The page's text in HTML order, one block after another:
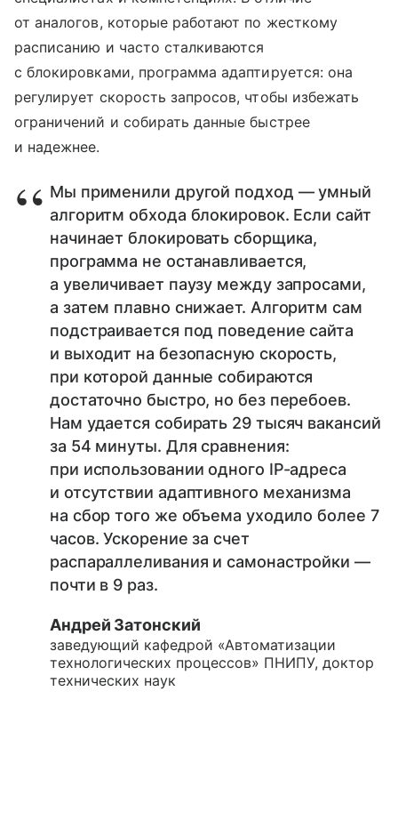
от аналогов, которые работают по жесткому
расписанию и часто сталкиваются
с блокировками, программа адаптируется: она
регулирует скорость запросов, чтобы избежать
ограничений и собирать данные быстрее
и надежнее.
Мы применили другой подход — умный
алгоритм обхода блокировок. Если сайт
начинает блокировать сборщика,
программа не останавливается,
а увеличивает паузу между запросами,
а затем плавно снижает. Алгоритм сам
подстраивается под поведение сайта
и выходит на безопасную скорость,
при которой данные собираются
достаточно быстро, но без перебоев.
Нам удается собирать 29 тысяч вакансий
за 54 минуты. Для сравнения:
при использовании одного IP-адреса
и отсутствии адаптивного механизма
на сбор того же объема уходило более 7
часов. Ускорение за счет
распараллеливания и самонастройки —
почти в 9 раз.
Андрей Затонский
заведующий кафедрой «Автоматизации
технологических процессов» ПНИПУ, доктор
технических наук